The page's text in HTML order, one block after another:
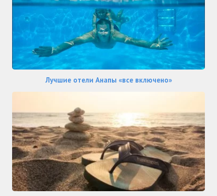
Лучшие отели Анапы «все включено»